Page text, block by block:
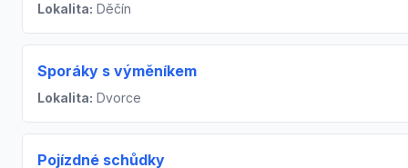
Lokalita: Děčín
Sporáky s výměníkem
Lokalita: Dvorce
Pojízdné schůdky